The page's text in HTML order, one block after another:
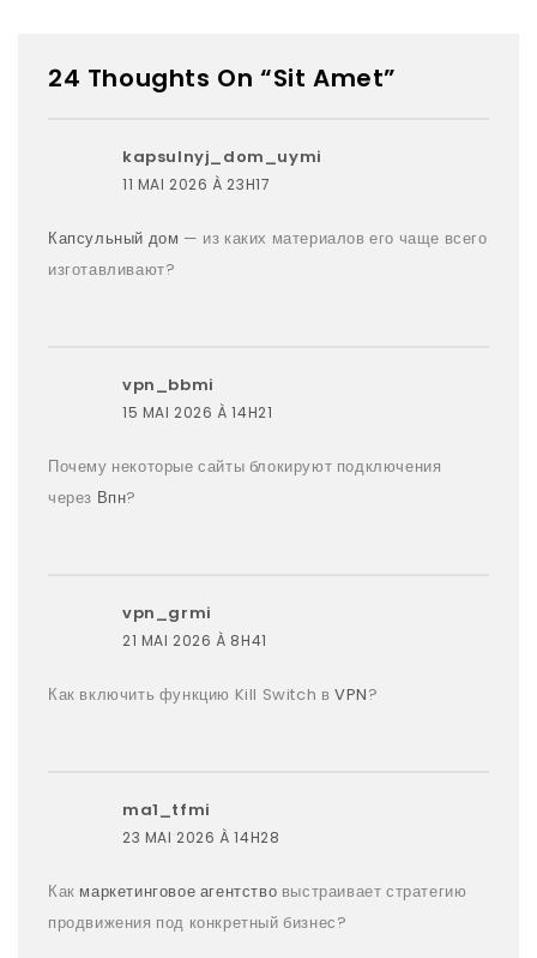
24 Thoughts On “Sit Amet”
kapsulnyj_dom_uymi
11 MAI 2026 À 23H17
Капсульный дом — из каких материалов его чаще всего
изготавливают?
vpn_bbmi
15 MAI 2026 À 14H21
Почему некоторые сайты блокируют подключения
через Впн?
vpn_grmi
21 MAI 2026 À 8H41
Как включить функцию Kill Switch вVPN?
ma1_tfmi
23 MAI 2026 À 14H28
Как маркетинговое агентство выстраивает стратегию
продвижения под конкретный бизнес?